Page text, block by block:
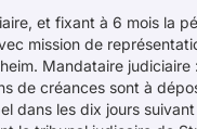
et fixant à 6 mois la
mission de
Mandataire judiciaire
de créances sont à
dans les dix jours